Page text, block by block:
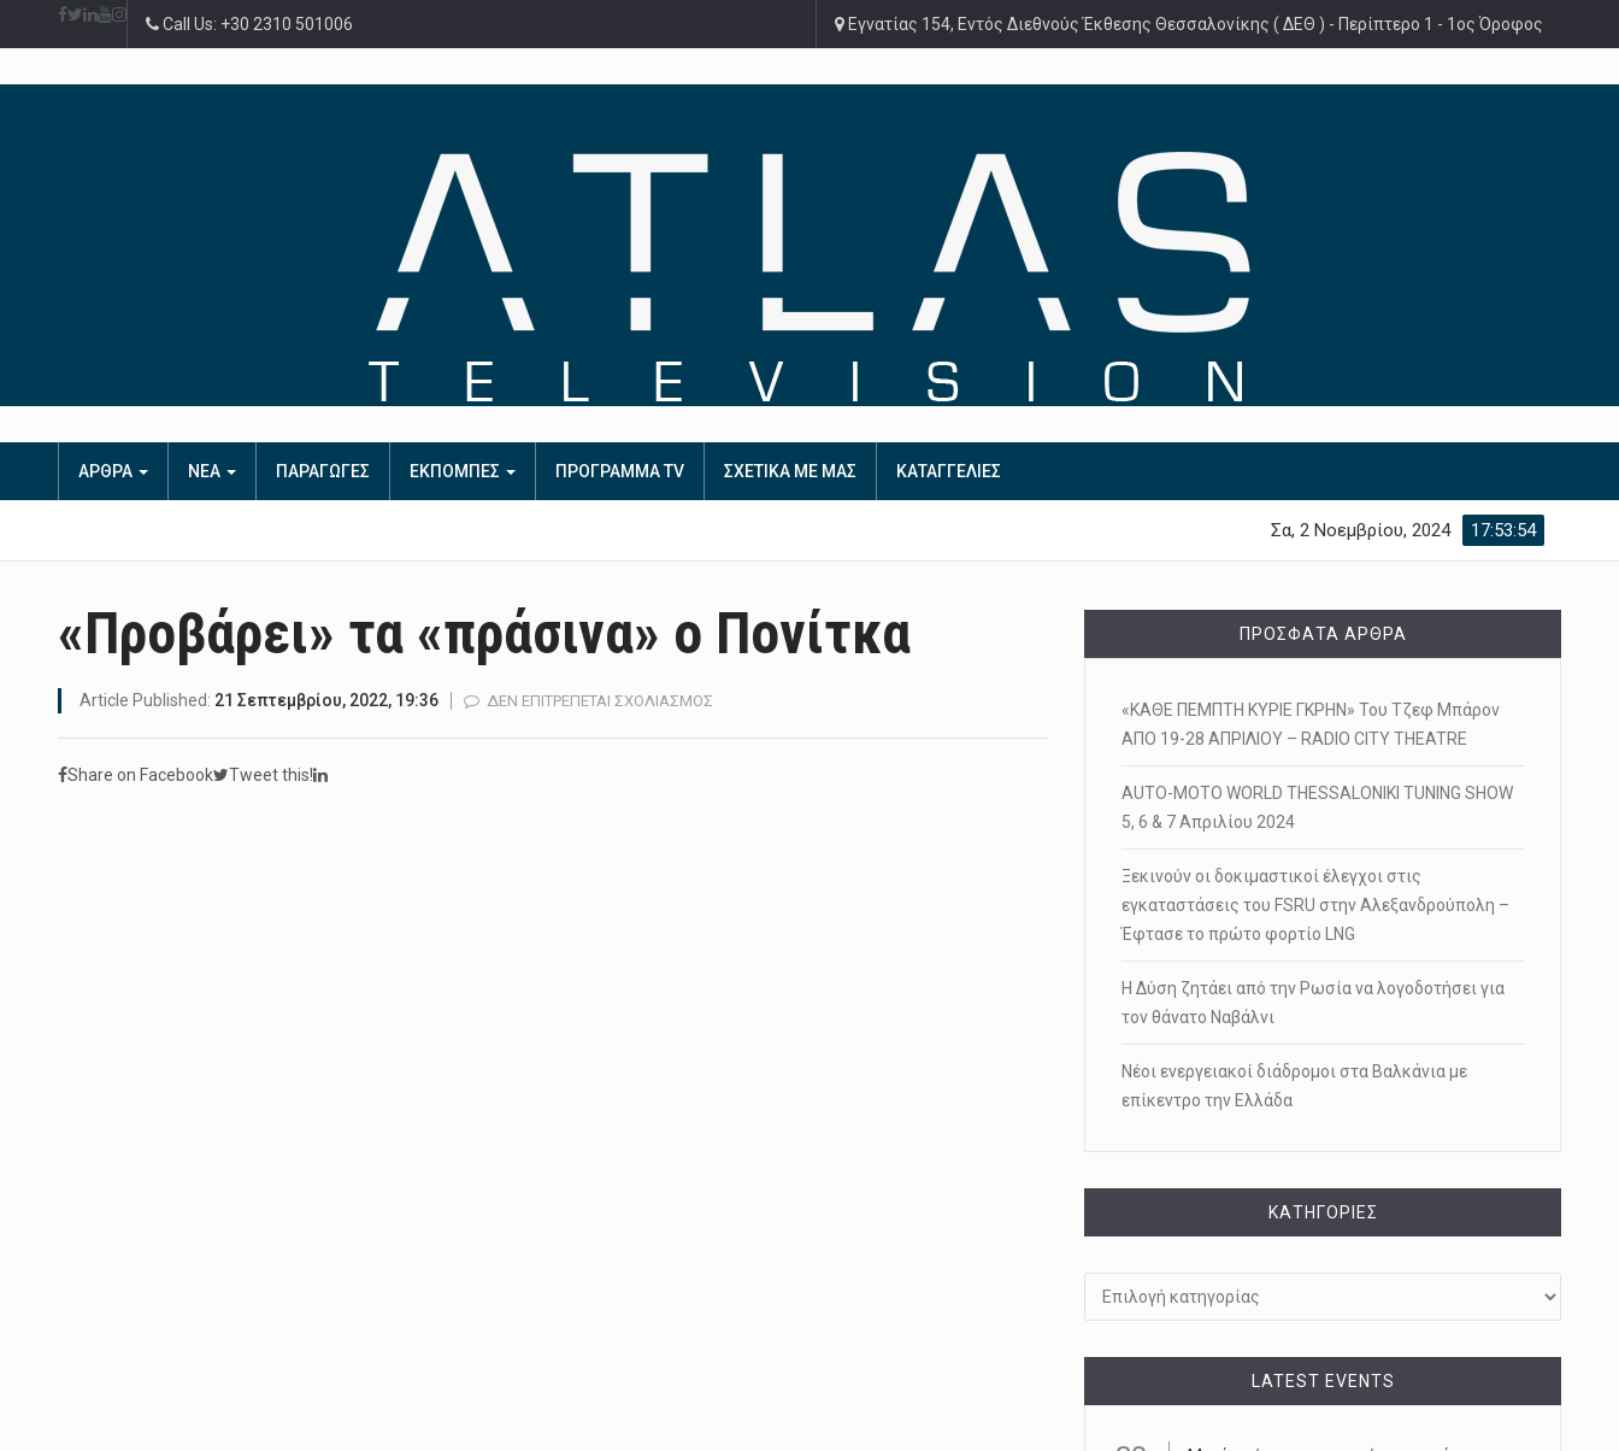
Call Us: +30 2310 501006 Εγνατίας 154, Εντός Διεθνούς Έκθεσης Θεσσαλονίκης ( ΔΕΘ ) - Περίπτερο 1 - 1ος Όροφος
ΑΡΘΡΑ ΝΕΑ ΠΑΡΑΓΩΓΕΣ ΕΚΠΟΜΠΕΣ ΠΡΟΓΡΑΜΜΑ TV ΣΧΕΤΙΚΑ ΜΕ ΜΑΣ ΚΑΤΑΓΓΕΛΙΕΣ
17:53:55
Σα, 2 Νοεμβρίου, 2024
«Προβάρει» τα «πράσινα» ο Πονίτκα
Article Published: 21 Σεπτεμβρίου, 2022, 19:36 ΔΕΝ ΕΠΙΤΡΈΠΕΤΑΙ ΣΧΟΛΙΑΣΜΌΣ
Share on Facebook Tweet this!
ΠΡΌΣΦΑΤΑ ΆΡΘΡΑ
«ΚΑΘΕ ΠΕΜΠΤΗ ΚΥΡΙΕ ΓΚΡΗΝ» Του Τζεφ Μπάρον
ΑΠΟ 19-28 ΑΠΡΙΛΙΟΥ – RADIO CITY THEATRE
AUTO-MOTO WORLD THESSALONIKI TUNING SHOW
5, 6 & 7 Απριλίου 2024
Ξεκινούν οι δοκιμαστικοί έλεγχοι στις
εγκαταστάσεις του FSRU στην Αλεξανδρούπολη –
Έφτασε το πρώτο φορτίο LNG
Η Δύση ζητάει από την Ρωσία να λογοδοτήσει για
τον θάνατο Ναβάλνι
Νέοι ενεργειακοί διάδρομοι στα Βαλκάνια με
επίκεντρο την Ελλάδα
KΑΤΗΓΟΡΊΕΣ
LATEST EVENTS